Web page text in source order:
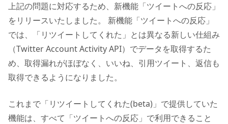
上記の問題に対応するため、新機能「ツイートへの反応」
をリリースいたしました。 新機能「ツイートへの反応」
では、「リツイートしてくれた」とは異なる新しい仕組み
（Twitter Account Activity API）でデータを取得するた
め、取得漏れがほぼなく、いいね、引用ツイート、返信も
取得できるようになりました。
これまで「リツイートしてくれた(beta)」で提供していた
機能は、すべて「ツイートへの反応」で利用できること